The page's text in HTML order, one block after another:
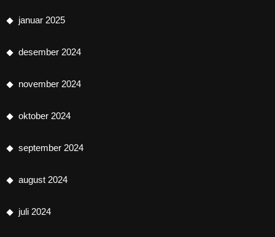
januar 2025
desember 2024
november 2024
oktober 2024
september 2024
august 2024
juli 2024